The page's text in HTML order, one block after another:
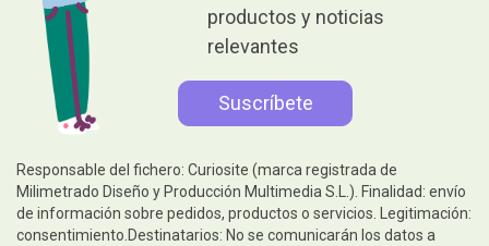
productos y noticias
relevantes
Responsable del fichero: Curiosite (marca registrada de
Milimetrado Diseño y Producción Multimedia S.L.). Finalidad: envío
de información sobre pedidos, productos o servicios. Legitimación:
consentimiento.Destinatarios: No se comunicarán los datos a